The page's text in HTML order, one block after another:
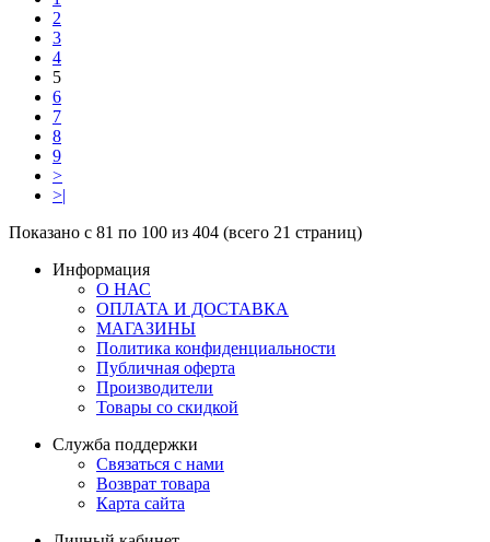
2
3
4
5
6
7
8
9
>
>|
Показано с 81 по 100 из 404 (всего 21 страниц)
Информация
О НАС
ОПЛАТА И ДОСТАВКА
МАГАЗИНЫ
Политика конфиденциальности
Публичная оферта
Производители
Товары со скидкой
Служба поддержки
Связаться с нами
Возврат товара
Карта сайта